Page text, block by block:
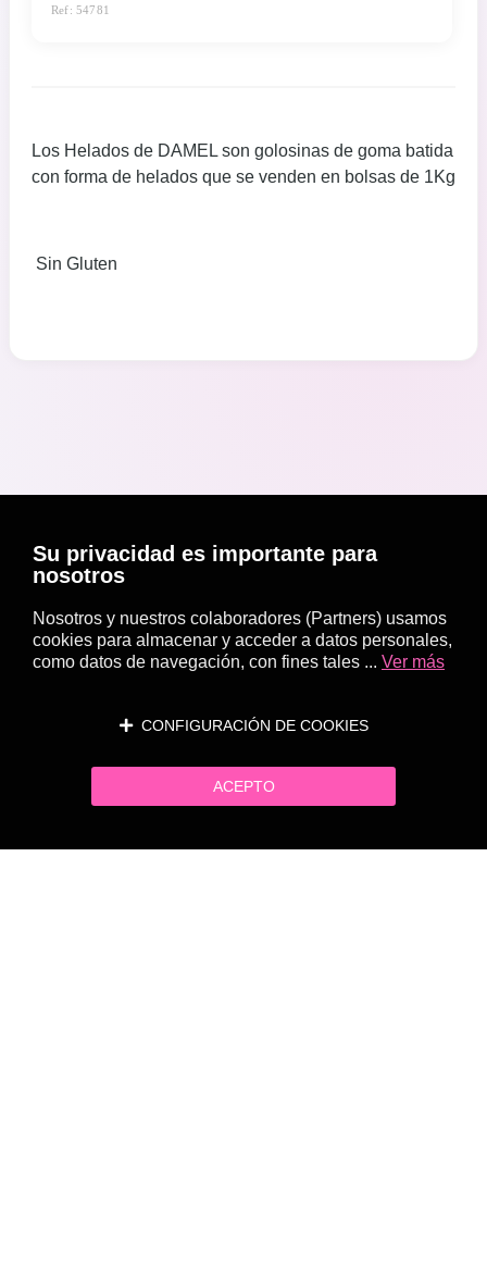
Ref: 54781
Los Helados de DAMEL son golosinas de goma batida
con forma de helados que se venden en bolsas de 1Kg
Sin Gluten
Su privacidad es importante para
nosotros
Nosotros y nuestros colaboradores (Partners) usamos
cookies para almacenar y acceder a datos personales,
como datos de navegación, con fines tales ... Ver más
CONFIGURACIÓN DE COOKIES
ACEPTO